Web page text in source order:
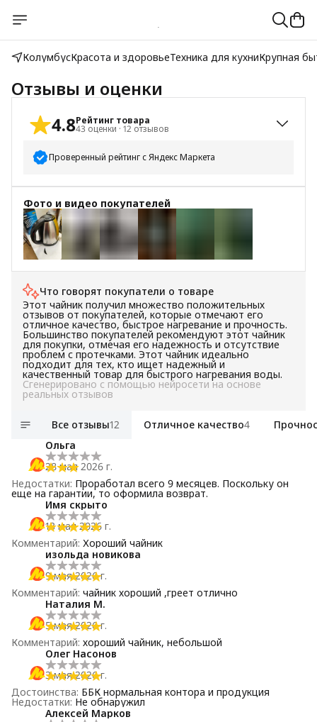
КолумбусКрасота и здоровьеТехника для кухниКрупная
Отзывы и оценки
4.8Рейтинг товара
43 оценки · 12 отзывов
Проверенный рейтинг с Яндекс Маркета
5 звёзд
38
4 звезды
3 звезды
2 звезды
1 звезда
Фото и видео покупателей
Что говорят покупатели о товаре
Этот чайник получил множество положительных
отзывов от покупателей, которые отмечают его
отличное качество, быстрое нагревание и прочность.
Большинство покупателей рекомендуют этот чайник
для покупки, отмечая его надежность и отсутствие
проблем с протечками. Этот чайник идеально
подходит для тех, кто ищет надежный и
качественный товар для быстрого нагревания воды.
Сгенерировано с помощью нейросети на основе
реальных отзывов
Все отзывы12 Отличное качество4
Ольга
28 мая 2026 г.
Недостатки: Проработал всего 9 месяцев. Поскольку он
еще на гарантии, то оформила возврат.
Имя скрыто
13 мая 2026 г.
Комментарий: Хороший чайник
изольда новикова
9 мая 2026 г.
Комментарий: чайник хороший ,греет отлично
Наталия М.
5 мая 2026 г.
Комментарий: хороший чайник, небольшой
Олег Насонов
3 мая 2026 г.
Достоинства: ББК нормальная контора и продукция
Недостатки: Не обнаружил
Алексей Марков